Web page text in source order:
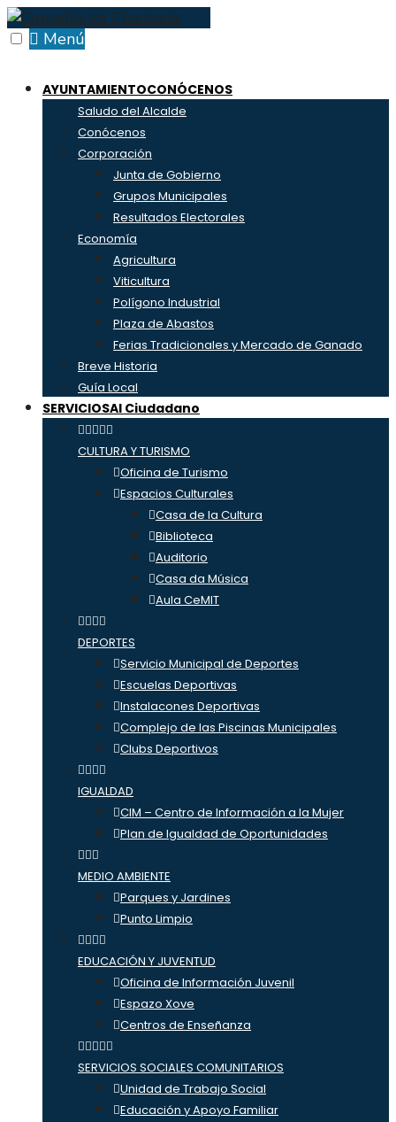
Skip
to
Menú
AYUNTAMIENTOCONÓCENOS
Saludo del Alcalde
Conócenos
Corporación
Junta de Gobierno
Grupos Municipales
Resultados Electorales
Economía
Agricultura
Viticultura
Polígono Industrial
Plaza de Abastos
Ferias Tradicionales y Mercado de Ganado
Breve Historia
Guía Local
SERVICIOSAl Ciudadano
CULTURA Y TURISMO
Oficina de Turismo
Espacios Culturales
Casa de la Cultura
Biblioteca
Auditorio
Casa da Música
Aula CeMIT
DEPORTES
Servicio Municipal de Deportes
Escuelas Deportivas
Instalacones Deportivas
Complejo de las Piscinas Municipales
Clubs Deportivos
IGUALDAD
CIM – Centro de Información a la Mujer
Plan de Igualdad de Oportunidades
MEDIO AMBIENTE
Parques y Jardines
Punto Limpio
EDUCACIÓN Y JUVENTUD
Oficina de Información Juvenil
Espazo Xove
Centros de Enseñanza
SERVICIOS SOCIALES COMUNITARIOS
Unidad de Trabajo Social
Educación y Apoyo Familiar